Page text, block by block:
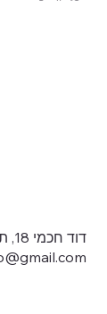
דוד חכמי 18, תל אביב